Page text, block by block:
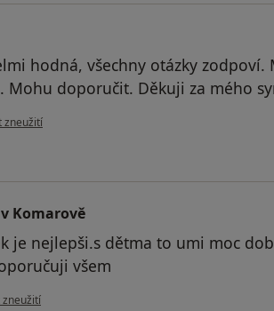
hodná, všechny otázky zodpoví.
Mohu doporučit. Děkuji za mého
uživatele Pacient
zneužití
Komarově
je nejlepši.s dětma to umi moc
všem
uživatele suprova lekařka v Komarově
zneužití